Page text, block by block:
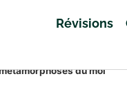
Révisions
du moi